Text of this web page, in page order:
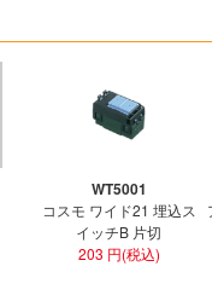
WT5001
コスモ ワイド21 埋込ス
イッチB 片切
203 円(税込)